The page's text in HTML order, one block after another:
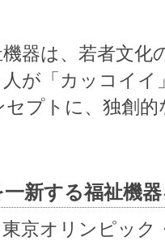
器は、若者文化
が「カッコイイ
プトに、独創
新する福祉機
京オリンピック